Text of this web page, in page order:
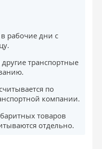
рабочие дни с
транспортные
по
компании.
товаров
отдельно.